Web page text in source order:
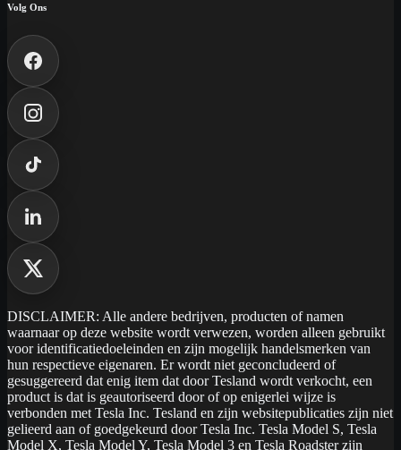
Volg Ons
DISCLAIMER: Alle andere bedrijven, producten of namen
waarnaar op deze website wordt verwezen, worden alleen gebruikt
voor identificatiedoeleinden en zijn mogelijk handelsmerken van
hun respectieve eigenaren. Er wordt niet geconcludeerd of
gesuggereerd dat enig item dat door Tesland wordt verkocht, een
product is dat is geautoriseerd door of op enigerlei wijze is
verbonden met Tesla Inc. Tesland en zijn websitepublicaties zijn niet
gelieerd aan of goedgekeurd door Tesla Inc. Tesla Model S, Tesla
Model X, Tesla Model Y, Tesla Model 3 en Tesla Roadster zijn